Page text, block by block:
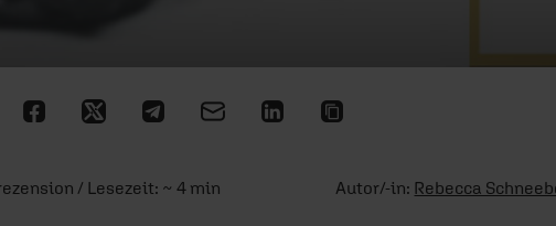
/ Lesezeit: ~ 4 min Autor/-in: Rebecca